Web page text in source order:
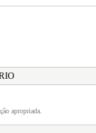
apropriada.